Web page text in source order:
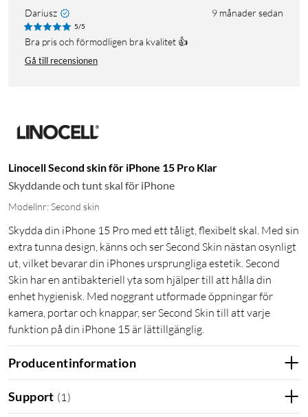
Dariusz 9 månader sedan
5/5
Bra pris och förmodligen bra kvalitet 👍
Gå till recensionen
Linocell Second skin för iPhone 15 Pro Klar
Skyddande och tunt skal för iPhone
Modellnr: Second skin
Skydda din iPhone 15 Pro med ett tåligt, flexibelt skal. Med sin
extra tunna design, känns och ser Second Skin nästan osynligt
ut, vilket bevarar din iPhones ursprungliga estetik. Second
Skin har en antibakteriell yta som hjälper till att hålla din
enhet hygienisk. Med noggrant utformade öppningar för
kamera, portar och knappar, ser Second Skin till att varje
funktion på din iPhone 15 är lättillgänglig.
Producentinformation
Support (1 )